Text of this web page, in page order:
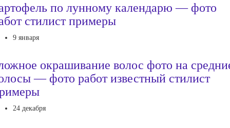
по лунному календарю — фото
стилист примеры
9 января
окрашивание волос фото на
— фото работ известный стилист
24 декабря